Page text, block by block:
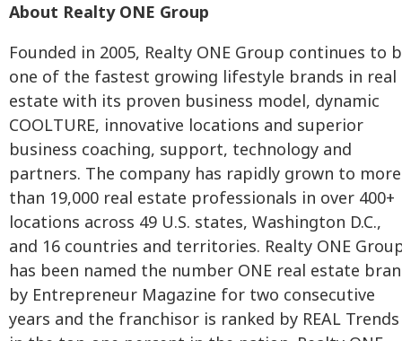
About Realty ONE Group
Founded in 2005, Realty ONE Group continues to
one of the fastest growing lifestyle brands in real
estate with its proven business model, dynamic
COOLTURE, innovative locations and superior
business coaching, support, technology and
partners. The company has rapidly grown to more
than 19,000 real estate professionals in over 400+
locations across 49 U.S. states, Washington D.C.,
and 16 countries and territories. Realty ONE
has been named the number ONE real estate
by Entrepreneur Magazine for two consecutive
years and the franchisor is ranked by REAL Trends